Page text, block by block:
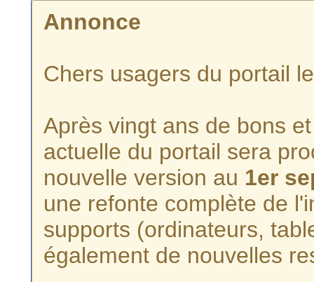
Annonce
Chers usagers du portail
Après vingt ans de bons
actuelle du portail sera
nouvelle version au 1er
une refonte complète de
supports (ordinateurs,
également de nouvelles